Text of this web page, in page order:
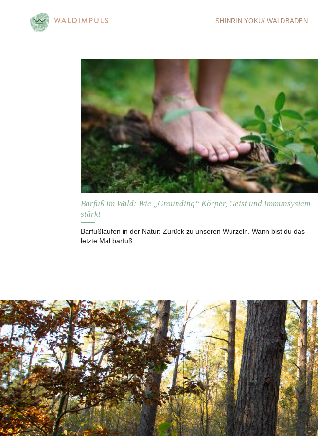
SHINRIN YOKU/ WALDBADEN
Barfuß im Wald: Wie „Grounding“ Körper, Geist und Immunsystem
stärkt
Barfußlaufen in der Natur: Zurück zu unseren Wurzeln. Wann bist du das
letzte Mal barfuß...